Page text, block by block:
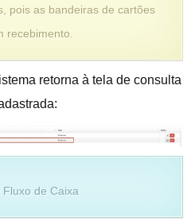
pois as bandeiras de cartões
recebimento.
retorna à tela de consulta
de Caixa